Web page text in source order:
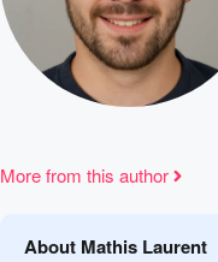
More from this author
About Mathis Laurent